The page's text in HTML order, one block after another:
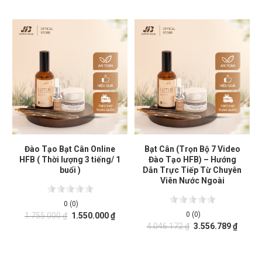
Đào Tạo Bạt Cân Online
HFB ( Thời lượng 3 tiếng/ 1
buổi )
0 (0)
1.755.000₫ 1.550.000₫
Bạt Cân (Trọn Bộ 7 Video
Đào Tạo HFB) – Hướng
Dẫn Trực Tiếp Từ Chuyên
Viên Nước Ngoài
0 (0)
4.046.172₫ 3.556.789₫